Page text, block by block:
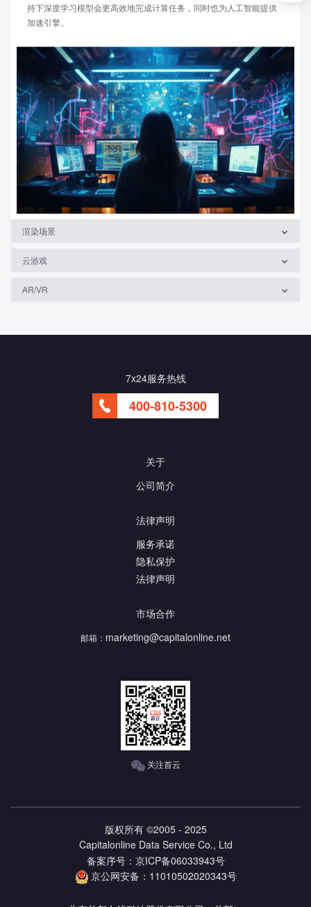
持下深度学习模型会更高效地完成计算任务，同时也为人工智能提供
加速引擎。
渲染场景
云游戏
AR/VR
7x24服务热线
400-810-5300
关于
公司简介
法律声明
服务承诺
隐私保护
法律声明
市场合作
邮箱： marketing@capitalonline.net
关注首云
版权所有 ©2005 - 2025
Capitalonline Data Service Co., Ltd
备案序号：京ICP备06033943号
京公网安备：11010502020343号